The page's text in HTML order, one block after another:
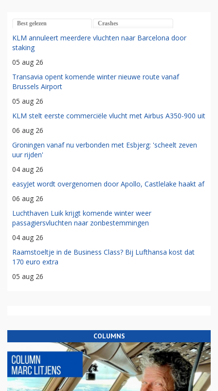
Best gelezen Crashes
KLM annuleert meerdere vluchten naar Barcelona door
staking
05 aug 26
Transavia opent komende winter nieuwe route vanaf
Brussels Airport
05 aug 26
KLM stelt eerste commerciële vlucht met Airbus A350-900 uit
06 aug 26
Groningen vanaf nu verbonden met Esbjerg: 'scheelt zeven
uur rijden'
04 aug 26
easyJet wordt overgenomen door Apollo, Castlelake haakt af
06 aug 26
Luchthaven Luik krijgt komende winter weer
passagiersvluchten naar zonbestemmingen
04 aug 26
Raamstoeltje in de Business Class? Bij Lufthansa kost dat
170 euro extra
05 aug 26
COLUMNS